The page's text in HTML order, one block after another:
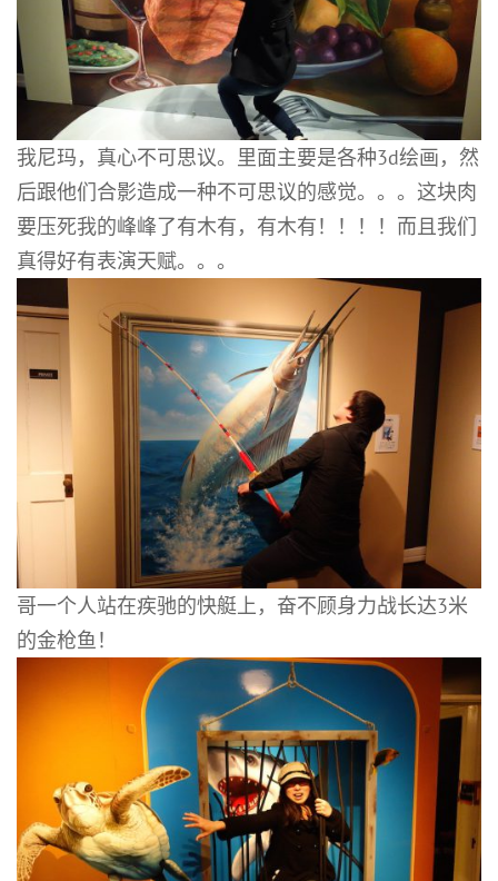
我尼玛，真心不可思议。里面主要是各种3d绘画，然
后跟他们合影造成一种不可思议的感觉。。。这块肉
要压死我的峰峰了有木有，有木有！！！！而且我们
真得好有表演天赋。。。
哥一个人站在疾驰的快艇上，奋不顾身力战长达3米
的金枪鱼！